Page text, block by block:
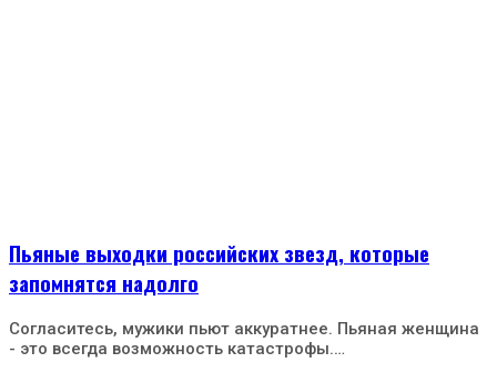
Пьяные выходки российских звезд, которые
запомнятся надолго
Согласитесь, мужики пьют аккуратнее. Пьяная женщина
- это всегда возможность катастрофы.…